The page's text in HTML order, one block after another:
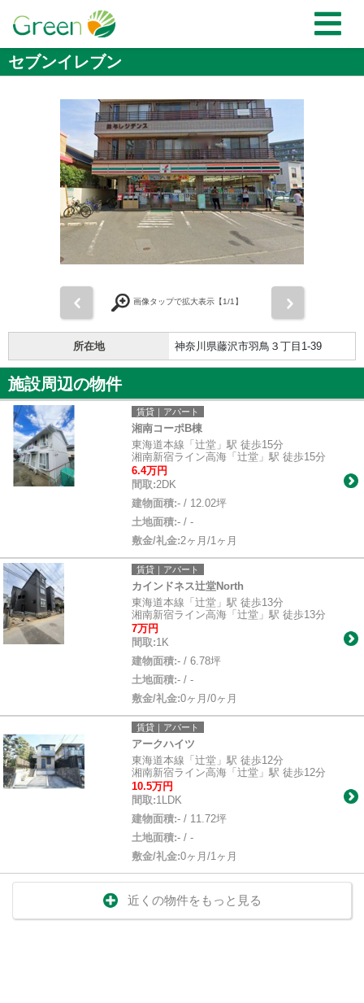
セブンイレブン
画像タップで拡大表示【1/1】
所在地 神奈川県藤沢市羽鳥３丁目1-39
施設周辺の物件
賃貸｜アパート
湘南コーポB棟
東海道本線「辻堂」駅 徒歩15分
湘南新宿ライン高海「辻堂」駅 徒歩15分
6.4万円
間取:2DK
建物面積:- / 12.02坪
土地面積:- / -
敷金/礼金:2ヶ月/1ヶ月
賃貸｜アパート
カインドネス辻堂North
東海道本線「辻堂」駅 徒歩13分
湘南新宿ライン高海「辻堂」駅 徒歩13分
7万円
間取:1K
建物面積:- / 6.78坪
土地面積:- / -
敷金/礼金:0ヶ月/0ヶ月
賃貸｜アパート
アークハイツ
東海道本線「辻堂」駅 徒歩12分
湘南新宿ライン高海「辻堂」駅 徒歩12分
10.5万円
間取:1LDK
建物面積:- / 11.72坪
土地面積:- / -
敷金/礼金:0ヶ月/1ヶ月
近くの物件をもっと見る